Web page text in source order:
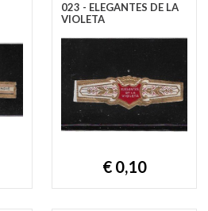
023 - ELEGANTES DE LA
VIOLETA
€ 0,10